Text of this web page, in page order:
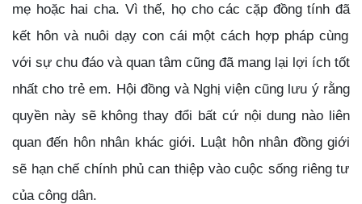
mẹ hoặc hai cha. Vì thế, họ chocác cặp đồng tính đã
kết hôn và nuôi dạy con cái một cách hợp phápcùng
với sự chu đáo và quan tâm cũng đã mang lại lợi ích tốt
nhấtcho trẻ em. Hội đồng và Nghị viện cũng lưu ý rằng
quyền này sẽ không thay đổi bất cứ nội dung nào liên
quan đến hôn nhân khác giới. Luật hôn nhân đồng giới
sẽ hạn chế chính phủ can thiệp vào cuộc sống riêng tư
của công dân.